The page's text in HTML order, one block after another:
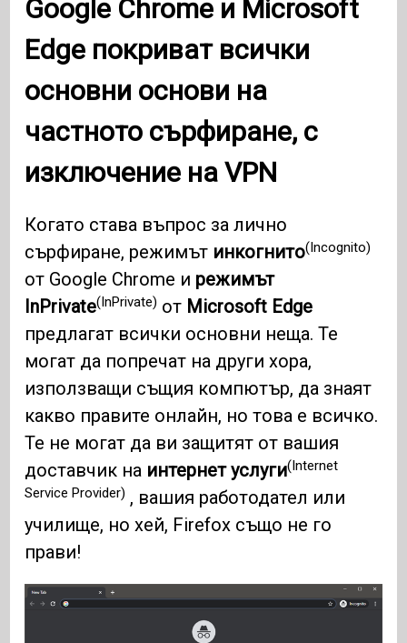
Google Chrome и Microsoft
Edge покриват всички
основни основи на
частното сърфиране, с
изключение наVPN
Когато става въпрос за лично
сърфиране, режимът инкогнито(Incognito)
от Google Chrome и режимът
InPrivate(InPrivate) от Microsoft Edge
предлагат всички основни неща. Те
могат да попречат на други хора,
използващи същия компютър, да знаят
какво правите онлайн, но това е всичко.
Те не могат да ви защитят от вашия
доставчик на интернет услуги(Internet
Service Provider) , вашия работодател или
училище, но хей, Firefox също не го
прави!